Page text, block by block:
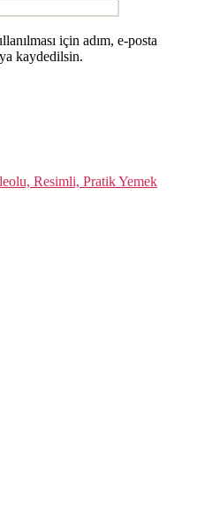
için adım, e-posta
kaydedilsin.
Resimli, Pratik Yemek